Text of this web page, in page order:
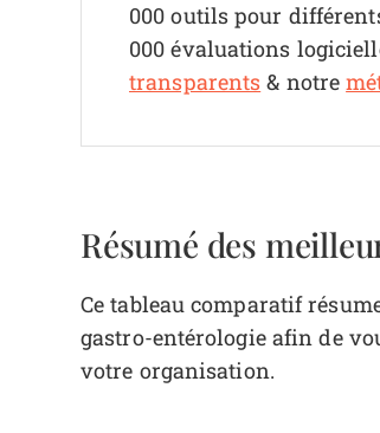
000 outils pour
000 évaluations
transparents & notre
Résumé des
Ce tableau comparatif
gastro-entérologie afin de
votre organisation.